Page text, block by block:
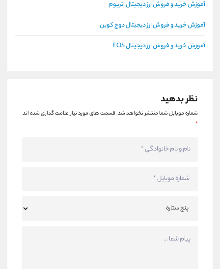
آموزش خرید و فروش ارز دیجیتال اتریوم
آموزش خرید و فروش ارز دیجیتال دوج کوین
آموزش خرید و فروش ارز دیجیتال EOS
نظر بدهید
شماره موبایل شما منتشر نخواهد شد.قسمت های مورد نیاز علامت گذاری شده اند
*